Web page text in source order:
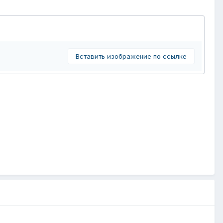
Вставить изображение по ссылке